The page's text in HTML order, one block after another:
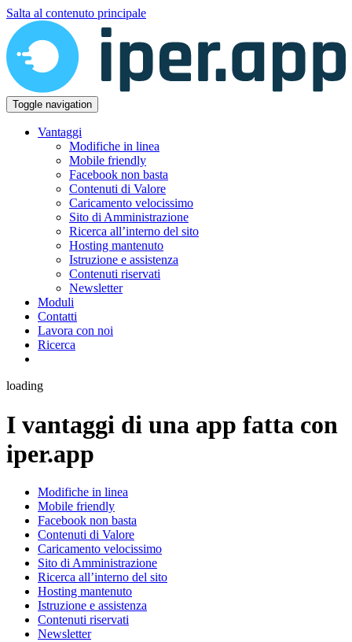
Salta al contenuto principale
Toggle navigation
Vantaggi
Modifiche in linea
Mobile friendly
Facebook non basta
Contenuti di Valore
Caricamento velocissimo
Sito di Amministrazione
Ricerca all’interno del sito
Hosting mantenuto
Istruzione e assistenza
Contenuti riservati
Newsletter
Moduli
Contatti
Lavora con noi
Ricerca
loading
I vantaggi di una app fatta con
iper.app
Modifiche in linea
Mobile friendly
Facebook non basta
Contenuti di Valore
Caricamento velocissimo
Sito di Amministrazione
Ricerca all’interno del sito
Hosting mantenuto
Istruzione e assistenza
Contenuti riservati
Newsletter